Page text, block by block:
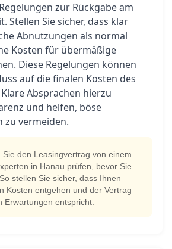
zur Rückgabe am
Stellen Sie sicher, dass klar
Abnutzungen als normal
Kosten für übermäßige
Diese Regelungen können
auf die finalen Kosten des
Absprachen hierzu
und helfen, böse
zu vermeiden.
Sie den Leasingvertrag von einem
in Hanau prüfen, bevor Sie
stellen Sie sicher, dass Ihnen
Kosten entgehen und der Vertrag
Erwartungen entspricht.